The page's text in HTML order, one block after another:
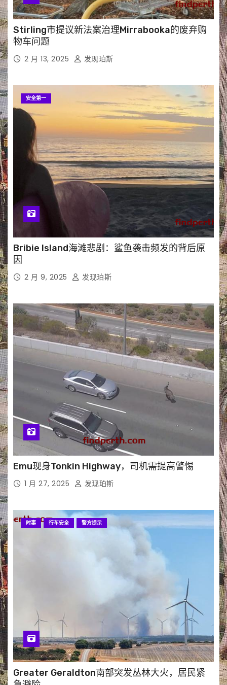
Stirling市提议新法案治理Mirrabooka的废弃购
物车问题
2 月 13, 2025 发现珀斯
安全第一
Bribie Island海滩悲剧：鲨鱼袭击频发的背后原
因
2 月 9, 2025 发现珀斯
Emu现身Tonkin Highway，司机需提高警惕
1 月 27, 2025 发现珀斯
时事 行车安全 警方提示
Greater Geraldton南部突发丛林大火，居民紧